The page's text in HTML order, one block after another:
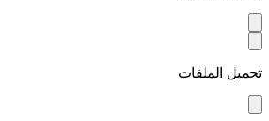
تحميل الملفات